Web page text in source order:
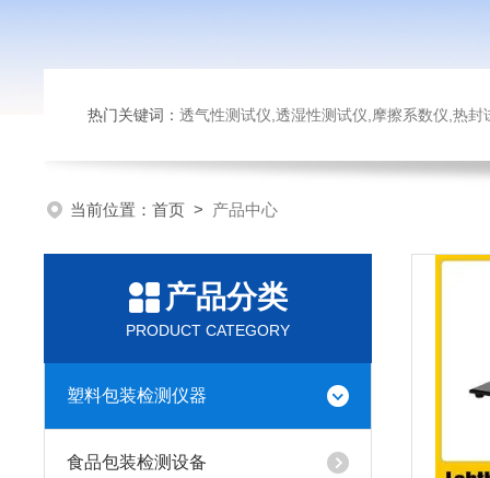
热门关键词： 透气性测试仪,透湿性测试仪,摩擦系数仪,热封试验仪,
当前位置： 首页 > 产品中心
产品分类
PRODUCT CATEGORY
塑料包装检测仪器
食品包装检测设备